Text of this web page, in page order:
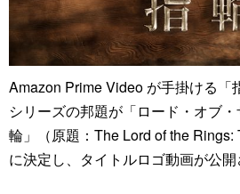
Amazon Prime Video が手掛ける「
シリーズの邦題が「ロード・オブ
輪」（原題：The Lord of the Rings:
に決定し、タイトルロゴ動画が公開